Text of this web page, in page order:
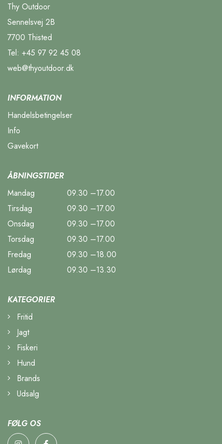
Thy Outdoor
Sennelsvej 2B
7700 Thisted
Tel: +45 97 92 45 08
web@thyoutdoor.dk
INFORMATION
Handelsbetingelser
Info
Gavekort
ÅBNINGSTIDER
Mandag
09.30 –17.00
Tirsdag
09.30 –17.00
Onsdag
09.30 –17.00
Torsdag
09.30 –17.00
Fredag
09.30 –18.00
Lørdag
09.30 –13.30
KATEGORIER
Fritid
Jagt
Fiskeri
Hund
Brands
Udsalg
FØLG OS